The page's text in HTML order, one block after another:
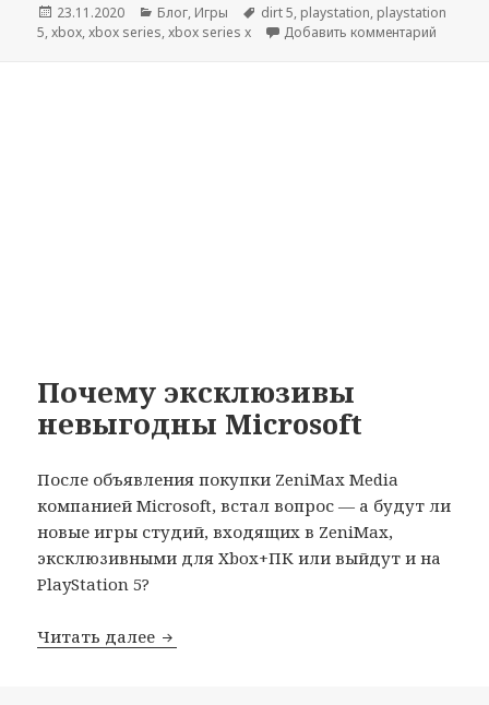
Опубликовано
23.11.2020 Рубрики
Блог, Игры Метки
dirt 5, playstation, playstation
5,xbox,xbox series,xbox series x Добавить комментарий
Почему эксклюзивы
невыгодны Microsoft
После объявления покупки ZeniMax Media
компанией Microsoft, встал вопрос — а будут ли
новые игры студий, входящих в ZeniMax,
эксклюзивными для Xbox+ПК или выйдут и на
PlayStation 5?
Читать далее Почему эксклюзивы невыгодны